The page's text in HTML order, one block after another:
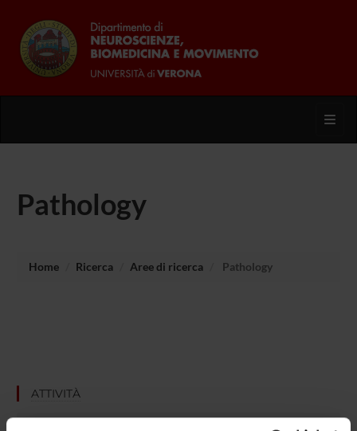
Pathology
Home Ricerca Aree di ricerca Pathology
ATTIVITÀ